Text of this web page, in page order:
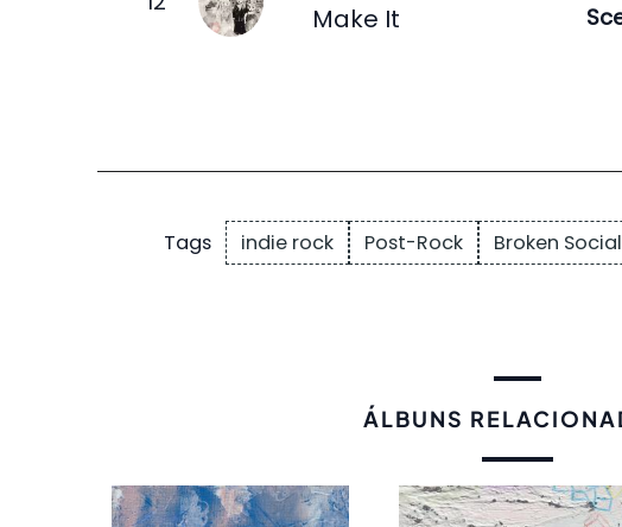
Make It
Tags indie rock Post-Rock Broken
ÁLBUNS